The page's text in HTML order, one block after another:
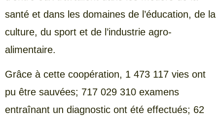
santé et dans les domaines de l’éducation, de la
culture, du sport et de l’industrie agro-
alimentaire.
Grâce à cette coopération, 1 473 117 vies ont
pu être sauvées; 717 029 310 examens
entraînant un diagnostic ont été effectués; 62